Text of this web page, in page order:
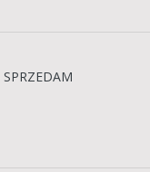
SPRZEDAM